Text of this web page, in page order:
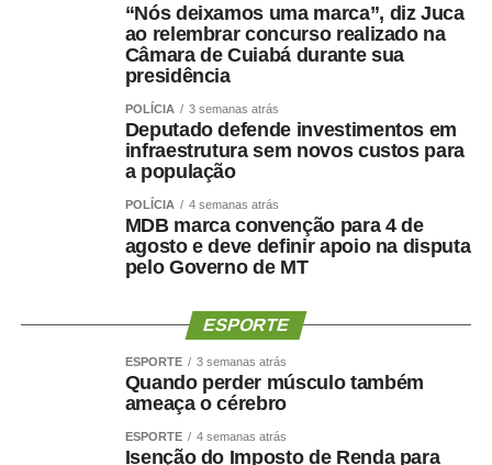
“Nós deixamos uma marca”, diz Juca
ao relembrar concurso realizado na
Câmara de Cuiabá durante sua
presidência
POLÍCIA 3 semanas atrás
Deputado defende investimentos em
infraestrutura sem novos custos para
a população
POLÍCIA 4 semanas atrás
MDB marca convenção para 4 de
agosto e deve definir apoio na disputa
pelo Governo de MT
ESPORTE
ESPORTE 3 semanas atrás
Quando perder músculo também
ameaça o cérebro
ESPORTE 4 semanas atrás
Isenção do Imposto de Renda para